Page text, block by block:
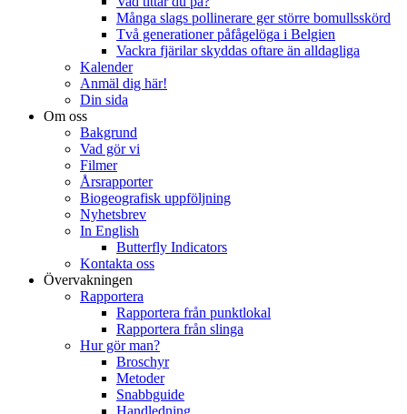
Många slags pollinerare ger större bomullsskörd
Två generationer påfågelöga i Belgien
Vackra fjärilar skyddas oftare än alldagliga
Kalender
Anmäl dig här!
Din sida
Om oss
Bakgrund
Vad gör vi
Filmer
Årsrapporter
Biogeografisk uppföljning
Nyhetsbrev
In English
Butterfly Indicators
Kontakta oss
Övervakningen
Rapportera
Rapportera från punktlokal
Rapportera från slinga
Hur gör man?
Broschyr
Metoder
Snabbguide
Handledning